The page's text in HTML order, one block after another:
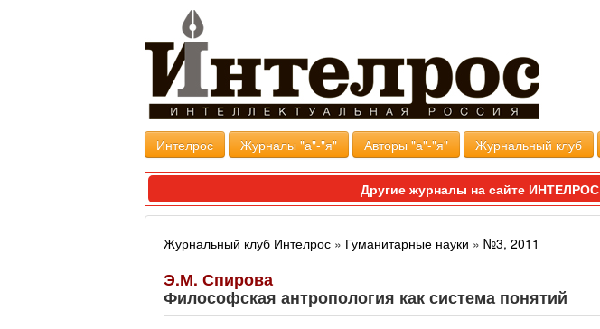
Интелрос Журналы "а"-"я" Авторы "а"-"я" Журнальный клуб
Другие журналы на сайте ИНТЕЛРОС
Журнальный клуб Интелрос » Гуманитарные науки » №3, 2011
Э.М. Спирова
Философская антропология как система понятий